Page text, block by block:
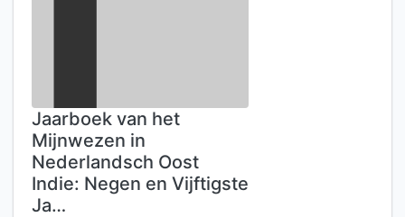
Jaarboek van het
Mijnwezen in
Nederlandsch Oost
Indie: Negen en Vijftigste
Ja…